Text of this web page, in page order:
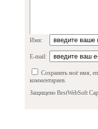
Имя:
E-mail:
Сохранить моё имя,
комментариев.
Защищено BestWebSoft